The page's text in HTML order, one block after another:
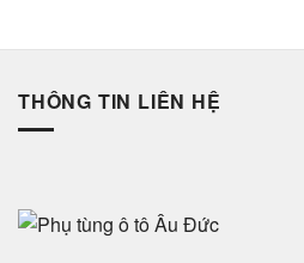
THÔNG TIN LIÊN HỆ